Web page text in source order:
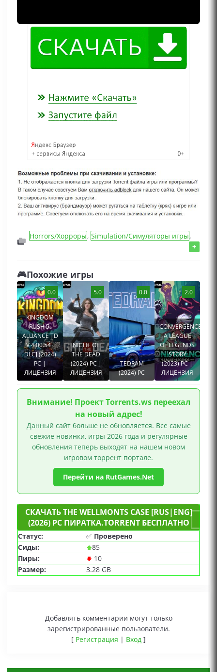
Horrors/Хорроры, Simulation/Симуляторы игры,
игры
Симулятор ходьбы, Психологический хоррор,
Исследования, От первого лица, Реализм,
Кинематографичная, Атмосферная, Хоррор,
Мрачная, Тайна, 90-е, Расследования,
Психологическая, Триллер, Глубокий сюжет,
Насилие, Для одного игрока
+
🎮Похожие игры
0.0
KINGDOM
RUSH 5:
ALLIANCE TD
[V 4.00.54 +
DLC] (2024)
PC |
ЛИЦЕНЗИЯ
5.0
NIGHT OF
THE DEAD
(2024) PC |
ЛИЦЕНЗИЯ
0.0
TEDRAM
(2024) PC
2.0
CONVERGENCE:
A LEAGUE
OF LEGENDS
STORY
(2023) PC |
ЛИЦЕНЗИЯ
Внимание! Проект Torrents.ws переехал
на новый адрес!
Данный сайт больше не обновляется. Все самые
свежие новинки, игры 2026 года и регулярные
обновления теперь выходят на нашем новом
игровом торрент портале.
Перейти на RutGames.Net
СКАЧАТЬ THE WELLMONTS CASE [RUS|ENG]
(2026) PC ПИРАТКА.TORRENT БЕСПЛАТНО
Статус: ✅ Проверено
Сиды:
85
Пиры:
10
Размер:
3.28 GB
Добавлять комментарии могут только
зарегистрированные пользователи.
[ Регистрация | Вход ]